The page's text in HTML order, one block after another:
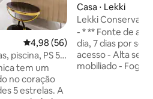
4,98 de uma avaliação média
4,98 (56)
piscina, PS 5 e
tem um
no coração
5 estrelas. A
Casa ⋅ Lekki
Lekki Conservation Luxury
camas, academia
- * ** Fonte de
dia, 7 dias por
acesso - Alta
mobiliado - Fogão